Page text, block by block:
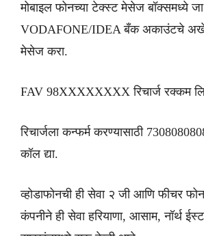
मोबाइल फोनच्या टेक्स्ट मेसेज बॉक्समध्ये
VODAFONE/IDEA बँक अकाउंटचे
मेसेज करा.
FAV 98XXXXXXXX रिचार्ज रक्कम
रिचार्जला कन्फर्म करण्यासाठी
कॉल द्या.
व्होडाफोनची ही सेवा २ जी आणि फीचर
कंपनीने ही सेवा हरियाणा, आसाम, नॉर्थ